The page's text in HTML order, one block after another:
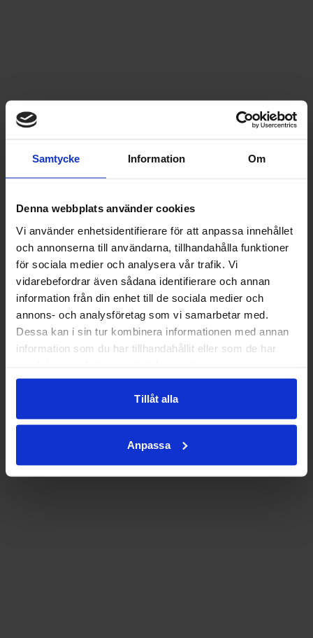
Samtycke Information Om
Denna webbplats använder cookies
Vi använder enhetsidentifierare för att anpassa innehållet
och annonserna till användarna, tillhandahålla funktioner
för sociala medier och analysera vår trafik. Vi
vidarebefordrar även sådana identifierare och annan
information från din enhet till de sociala medier och
annons- och analysföretag som vi samarbetar med.
Dessa kan i sin tur kombinera informationen med annan
information som du har tillhandahållit eller som de har
Tillåt alla
Anpassa